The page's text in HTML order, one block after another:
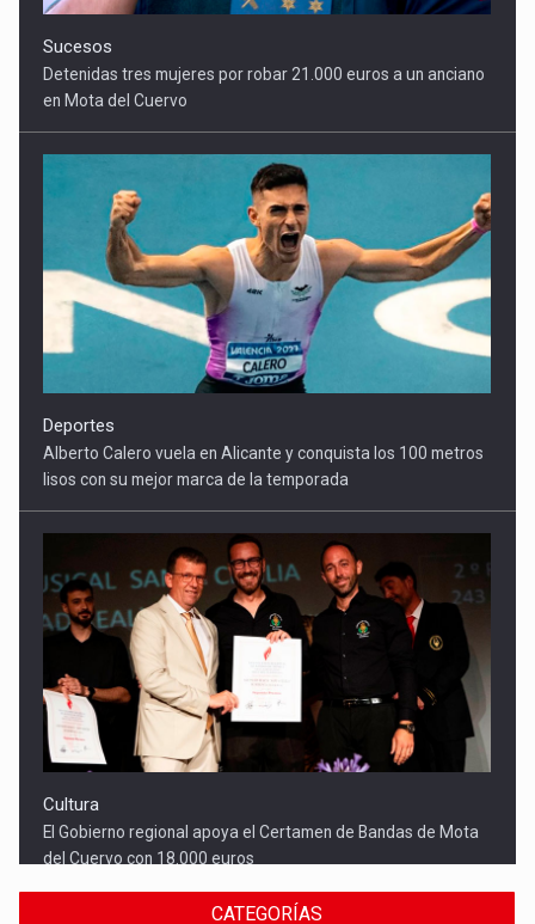
Sucesos
Detenidas tres mujeres por robar 21.000 euros a un anciano
en Mota del Cuervo
Deportes
Alberto Calero vuela en Alicante y conquista los 100 metros
lisos con su mejor marca de la temporada
Cultura
El Gobierno regional apoya el Certamen de Bandas de Mota
del Cuervo con 18.000 euros